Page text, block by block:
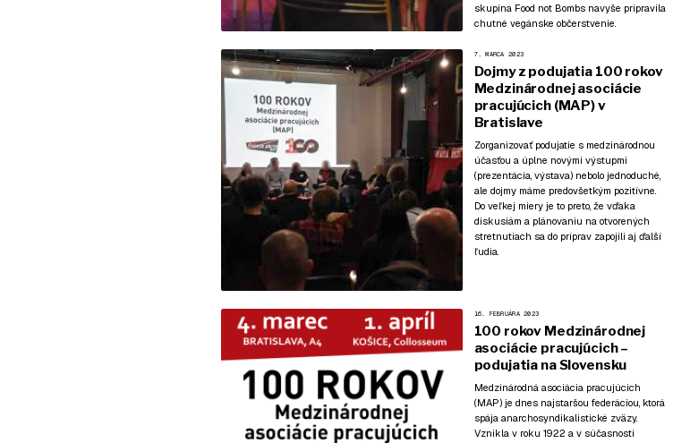
skupina Food not Bombs navyše pripravila
chutné vegánske občerstvenie.
7. MARCA 2023
Dojmy z podujatia 100 rokov
Medzinárodnej asociácie
pracujúcich (MAP) v
Bratislave
Zorganizovať podujatie s medzinárodnou
účasťou a úplne novými výstupmi
(prezentácia, výstava) nebolo jednoduché,
ale dojmy máme predovšetkým pozitívne.
Do veľkej miery je to preto, že vďaka
diskusiám a plánovaniu na otvorených
stretnutiach sa do príprav zapojili aj ďalší
ľudia.
16. FEBRUÁRA 2023
100 rokov Medzinárodnej
asociácie pracujúcich –
podujatia na Slovensku
Medzinárodná asociácia pracujúcich
(MAP) je dnes najstaršou federáciou, ktorá
spája anarchosyndikalistické zväzy.
Vznikla v roku 1922 a v súčasnosti